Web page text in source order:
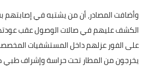
وأضافت المصادر، أن من يشتبه في إصابتهم
الكشف عليهم في صالات الوصول عقب
على الفور عزلهم داخل المستشفيات
يخرجون من المطار تحت حراسة وإشراف طبي